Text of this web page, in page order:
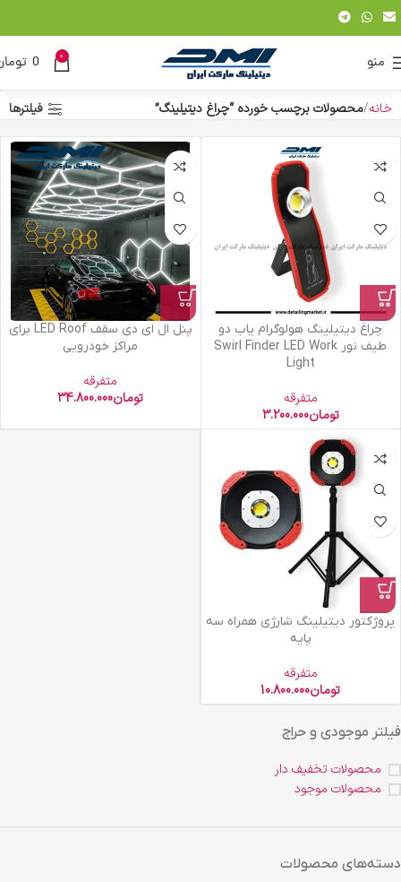
منو 0
0
فیلتر موجودی و حراج
محصولات تخفیف دار
محصولات موجود
دسته‌های محصولات
خانه محصولات برچسب خورده “چراغ دیتیلینگ” فیلترها
چراغ دیتیلینگ هولوگرام یاب دو
طیف نور Swirl Finder LED Work
Light
متفرقه
تومان3.200.000
پنل ال ای دی سقف LED Roof برای
مراکز خودرویی
متفرقه
تومان34.800.000
پروژکتور دیتیلینگ شارژی همراه سه
پایه
متفرقه
تومان10.800.000